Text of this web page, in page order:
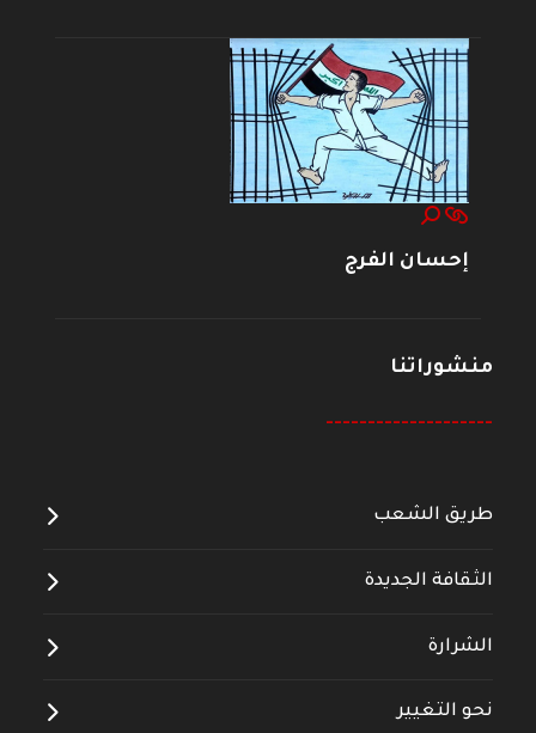
إحسان الفرج
منشوراتنا
--------------------
طريق الشعب
الثقافة الجديدة
الشرارة
نحو التغيير